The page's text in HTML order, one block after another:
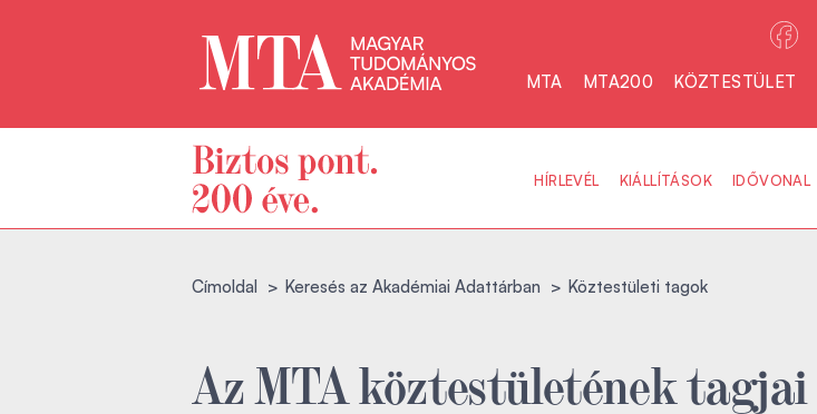
MTA MTA200 KÖZTESTÜLET
HÍRLEVÉL KIÁLLÍTÁSOK IDŐVONAL
Címoldal Keresés az Akadémiai Adattárban Köztestületi tagok
Az MTA köztestületének tagjai